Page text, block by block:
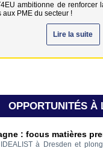
ambitionne de renforcer
PME du secteur !
Lire la suite
OPPORTUNITÉS À
: focus matières
à Dresden et